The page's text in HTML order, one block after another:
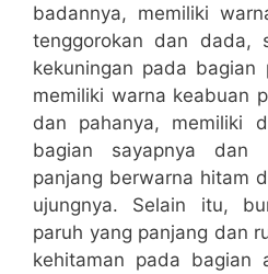
badannya, memiliki
tenggorokan dan dada,
kekuningan pada
memiliki warna keabuan
dan pahanya, memiliki
bagian sayapnya dan
panjang berwarna hitam
ujungnya. Selain itu,
paruh yang panjang dan
kehitaman pada bagian